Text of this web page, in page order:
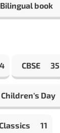
Bilingual book
4 CBSE 35
Children's Day
11